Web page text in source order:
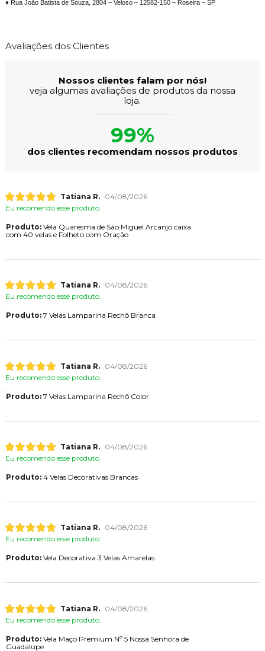
♦ Rua João Batista de Souza, 2804 – Veloso – 12582-150 – Roseira – SP
Avaliações dos Clientes
Nossos clientes falam por nós!
veja algumas avaliações de produtos da nossa
loja.
99%
dos clientes recomendam nossos produtos
Tatiana R.
04/08/2026
Eu recomendo esse produto.
Produto:Vela Quaresma de São Miguel Arcanjo caixa
com 40 velas e Folheto com Oração
Tatiana R.
04/08/2026
Eu recomendo esse produto.
Produto:7 Velas Lamparina Rechô Branca
Tatiana R.
04/08/2026
Eu recomendo esse produto.
Produto:7 Velas Lamparina Rechô Color
Tatiana R.
04/08/2026
Eu recomendo esse produto.
Produto:4 Velas Decorativas Brancas
Tatiana R.
04/08/2026
Eu recomendo esse produto.
Produto:Vela Decorativa 3 Velas Amarelas
Tatiana R.
04/08/2026
Eu recomendo esse produto.
Produto:Vela Maço Premium Nº 5 Nossa Senhora de
Guadalupe